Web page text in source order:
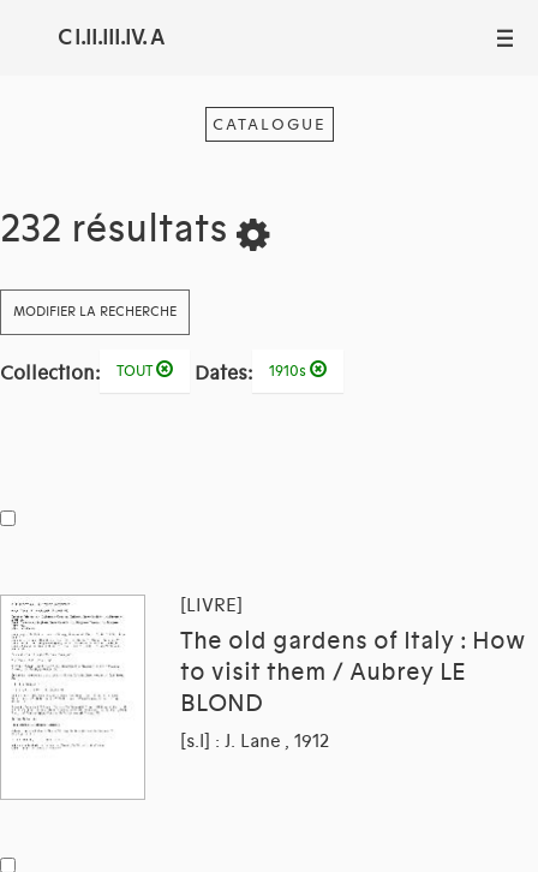
C I.II.III.IV. A III
CATALOGUE
232 résultats
MODIFIER LA RECHERCHE
Collection: TOUT Dates: 1910s
[LIVRE]
The old gardens of Italy : How
to visit them / Aubrey LE
BLOND
[s.l] : J. Lane , 1912